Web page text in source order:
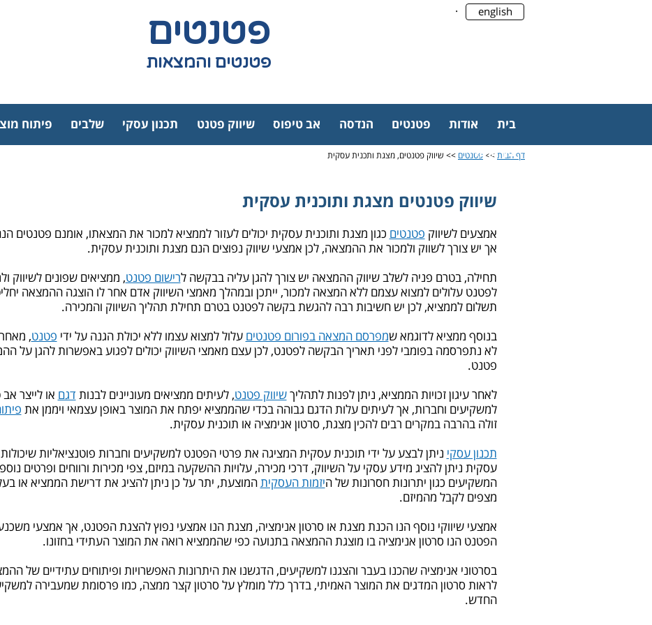
בית אודות פטנטים הנדסה אב טיפוס שיווק פטנט תכנון עסקי שלבים פיתוח
צור קשר
פטנטים
פטנטים והמצאות
english
.
דף הבית >> פטנטים >> שיווק פטנטים, מצגת ותכנית עסקית
שיווק פטנטים מצגת ותוכנית עסקית
אמצעים לשיווק פטנטים כגון מצגת ותוכנית עסקית יכולים לעזור לממציא למכור את המצאתו, אומנם פטנטים
אך יש צורך לשווק ולמכור את ההמצאה, לכן אמצעי שיווק נפוצים הנם מצגת ותוכנית עסקית.
תחילה, בטרם פניה לשלב שיווק ההמצאה יש צורך להגן עליה בבקשה לרישום פטנט, ממציאים שפונים לשיווק
לפטנט עלולים למצוא עצמם ללא המצאה למכור, ייתכן ובמהלך מאמצי השיווק אדם אחר לו הוצגה ההמצאה
תשלום לממציא, לכן יש חשיבות רבה להגשת בקשה לפטנט בטרם תחילת תהליך השיווק והמכירה.
בנוסף ממציא לדוגמא שמפרסם המצאה בפורום פטנטים עלול למצוא עצמו ללא יכולת הגנה על ידי פטנט,
לא נתפרסמה בפומבי לפני תאריך הבקשה לפטנט, לכן עצם מאמצי השיווק יכולים לפגוע באפשרות להגן על
פטנט.
לאחר עיגון זכויות הממציא, ניתן לפנות לתהליךשיווק פטנט, לעיתים ממציאים מעוניינים לבנותדגם או לייצר
למשקיעים וחברות, אך לעיתים עלות הדגם גבוהה בכדי שהממציא יפתח את המוצר באופן עצמאי ויממן את
זולה בהרבה במקרים רבים להכין מצגת, סרטון אנימציה או תוכנית עסקית.
תכנון עסקי ניתן לבצע על ידי תוכנית עסקית המציגה את פרטי הפטנט למשקיעים וחברות פוטנציאליות
עסקית ניתן להציג מידע עסקי על השיווק, דרכי מכירה, עלויות ההשקעה במיזם, צפי מכירות ורווחים ופרטים
המשקיעים כגון יתרונות חסרונות של היזמות העסקיתהמוצעת, יתר על כן ניתן להציג את דרישת הממציא או
מצפים לקבל מהמיזם.
אמצעי שיווקי נוסף הנו הכנת מצגת או סרטון אנימציה, מצגת הנו אמצעי נפוץ להצגת הפטנט, אך אמצעי משכנע
הפטנט הנו סרטון אנימציה בו מוצגת ההמצאה בתנועה כפי שהממציא רואה את המוצר העתידי בחזונו.
בסרטוני אנימציה שהכנו בעבר והצגנו למשקיעים, הדגשנו את היתרונות האפשרויות ופיתוחים עתידיים של
לראות סרטון המדגים את המוצר האמיתי, בדרך כלל מומלץ על סרטון קצר ממצה, כמו פרסומת שמעבירה
החדש.